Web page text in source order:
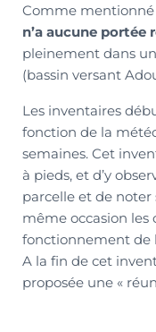
Comme
n’a aucune portée
pleinement dans
(bassin versant
Les inventaires
fonction de la
semaines. Cet
à pieds, et d’y
parcelle et de noter
même occasion les
fonctionnement de
A la fin de cet
proposée une «